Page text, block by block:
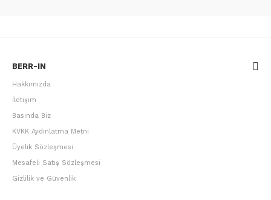
BERR-IN
Hakkımızda
İletişim
Basında Biz
KVKK Aydınlatma Metni
Üyelik Sözleşmesi
Mesafeli Satış Sözleşmesi
Gizlilik ve Güvenlik